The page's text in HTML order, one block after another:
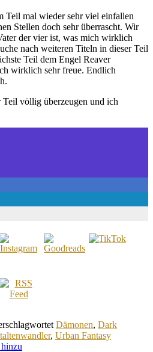
Teil mal wieder sehr viel einfallen
Stellen doch sehr überrascht. Wir
der vier ist, was mich wirklich
nach weiteren Titeln in dieser Teil
Teil dem Engel Reaver
wirklich sehr freue. Endlich
Teil völlig überzeugen und ich
Dämonen, Dark
, Urban Fantasy